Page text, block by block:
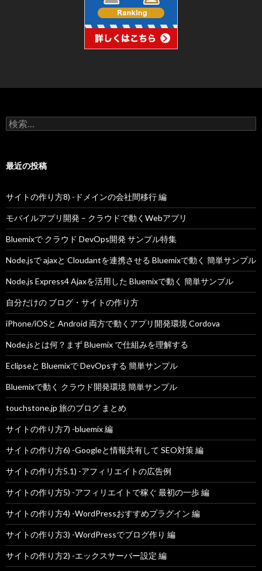
検
索:
最近の投稿
サイトの作り方8) -ドメインの会社間移行 編
モバイルアプリ開発 – クラウドで動くWebアプリ
Bluemixで クラウド DevOps開発 サンプル特集
Node.jsで ajaxと Cloudantを連携させる Bluemixで動く 簡単サンプル
Node.js Express4 Ajaxを活用した Bluemixで動く 簡単サンプル
自分だけの ブログ・サイトの作り方
iPhone/iOSと Android 両方で動くアプリ開発環境 Cordova
Node.jsとは何？まず Bluemix で仕組みを理解する
Eclipseと Bluemixで DevOpsする 簡単サンプル
Bluemixで動く クラウド開発環境 簡単サンプル
touchstone.jp 旅のブログ まとめ
サイトの作り方7) -bluemix 編
サイトの作り方6) -Googleと情報共有して SEO対策 編
サイトの作り方5.1) -アフィリエイトの広告例
サイトの作り方5) -アフィリエイトで稼ぐ 最初の一歩 編
サイトの作り方4) -WordPressおすすめプラグイン 編
サイトの作り方3) -WordPressでブログ作り 編
サイトの作り方2) -エックスサーバー設定 編